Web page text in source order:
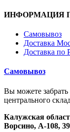
ИНФОРМАЦИЯ
Самовывоз
Доставка
Доставка по
Самовывоз
Вы можете забрать
центрального
Калужская
Ворсино, А-108,